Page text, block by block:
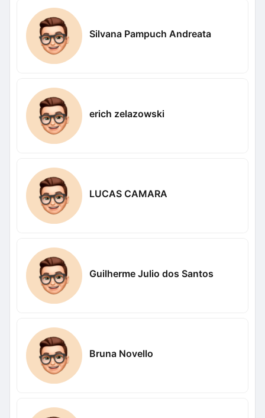
Silvana Pampuch Andreata
erich zelazowski
LUCAS CAMARA
Guilherme Julio dos Santos
Bruna Novello